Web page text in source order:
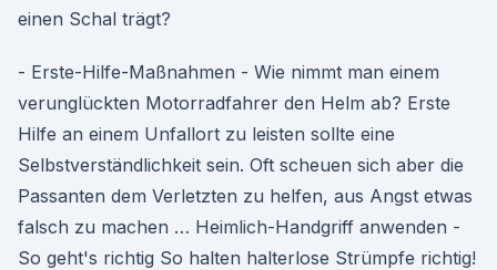
einen Schal trägt?
- Erste-Hilfe-Maßnahmen - Wie nimmt man einem
verunglückten Motorradfahrer den Helm ab? Erste
Hilfe an einem Unfallort zu leisten sollte eine
Selbstverständlichkeit sein. Oft scheuen sich aber die
Passanten dem Verletzten zu helfen, aus Angst etwas
falsch zu machen … Heimlich-Handgriff anwenden -
So geht's richtig So halten halterlose Strümpfe richtig!